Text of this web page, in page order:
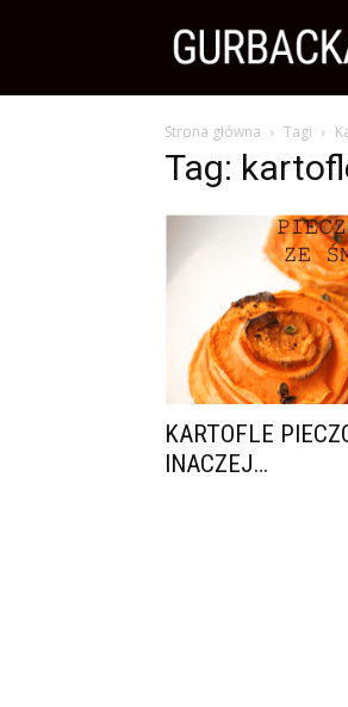
Strona główna Tagi
Tag:
KARTOFLE
INACZEJ…